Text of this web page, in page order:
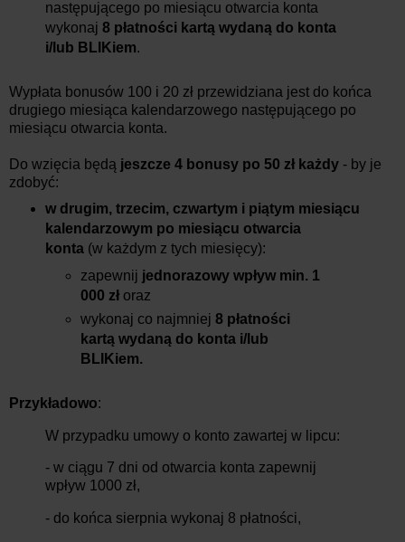
następującego po miesiącu otwarcia konta
wykonaj 8 płatności kartą wydaną do konta
i/lub BLIKiem.
Wypłata bonusów 100 i 20 zł przewidziana jest do końca
drugiego miesiąca kalendarzowego następującego po
miesiącu otwarcia konta.
Do wzięcia będą jeszcze 4 bonusy po 50 zł każdy - by je
zdobyć:
w drugim, trzecim, czwartym i piątym miesiącu
kalendarzowym po miesiącu otwarcia
konta (w każdym z tych miesięcy):
zapewnij jednorazowy wpływ min. 1
000 zł oraz
wykonaj co najmniej8 płatności
kartą wydaną do konta i/lub
BLIKiem.
Przykładowo:
W przypadku umowy o konto zawartej w lipcu:
- w ciągu 7 dni od otwarcia konta zapewnij
wpływ 1000 zł,
- do końca sierpnia wykonaj 8 płatności,